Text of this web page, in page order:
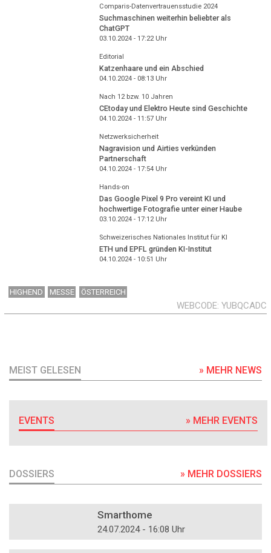
Comparis-Datenvertrauensstudie 2024
Suchmaschinen weiterhin beliebter als
ChatGPT
03.10.2024 - 17:22Uhr
Editorial
Katzenhaare und ein Abschied
04.10.2024 - 08:13Uhr
Nach 12 bzw. 10 Jahren
CEtoday und Elektro Heute sind Geschichte
04.10.2024 - 11:57Uhr
Netzwerksicherheit
Nagravision und Airties verkünden
Partnerschaft
04.10.2024 - 17:54Uhr
Hands-on
Das Google Pixel 9 Pro vereint KI und
hochwertige Fotografie unter einer Haube
03.10.2024 - 17:12Uhr
Schweizerisches Nationales Institut für KI
ETH und EPFL gründen KI-Institut
04.10.2024 - 10:51 Uhr
HIGHEND MESSE ÖSTERREICH
WEBCODE YUBQCADC
MEIST GELESEN » MEHR NEWS
EVENTS » MEHR EVENTS
DOSSIERS » MEHR DOSSIERS
Smarthome
24.07.2024 - 16:08 Uhr